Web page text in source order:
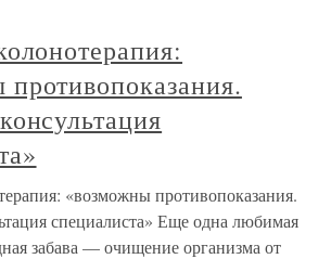
«возможны противопоказания.
специалиста» Еще одна любимая
забава — очищение организма от